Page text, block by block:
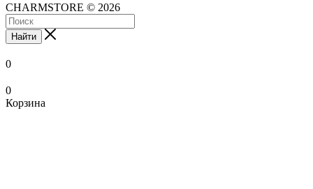
CHARMSTORE © 2026
Найти
0
0
Корзина